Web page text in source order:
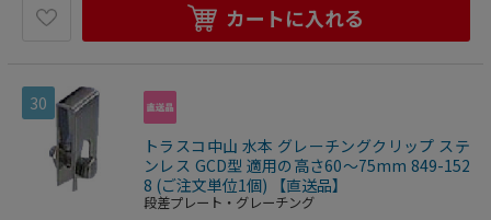
カートに入れる
30
トラスコ中山 水本 グレーチングクリップ ステ
ンレス GCD型 適用の高さ60～75mm 849-152
8 (ご注文単位1個) 【直送品】
段差プレート・グレーチング